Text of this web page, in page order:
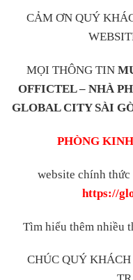
CẢM ƠN QUÝ
MỌI THÔNG TIN
OFFICTEL – NHÀ
GLOBAL CITY SÀI
PHÒNG
website chính thức
https://
Tìm hiểu thêm nhiều
CHÚC QUÝ